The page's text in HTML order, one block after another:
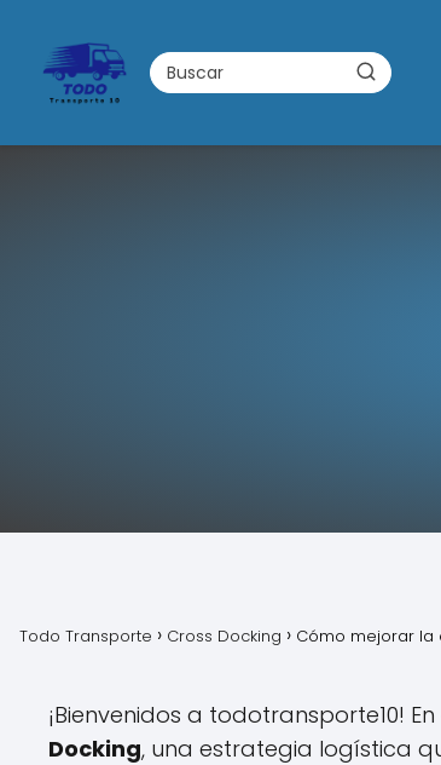
Todo Transporte Cross Docking Cómo mejorar la
¡Bienvenidos a todotransporte10!
Docking, una estrategia logística